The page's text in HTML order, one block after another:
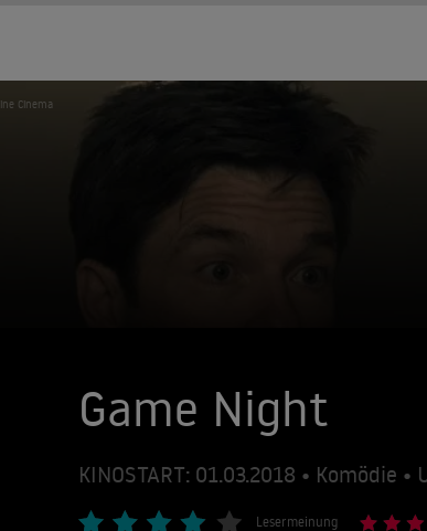
Cinema
Game Night
KINOSTART: 01.03.2018 • Komödie
Lesermeinung